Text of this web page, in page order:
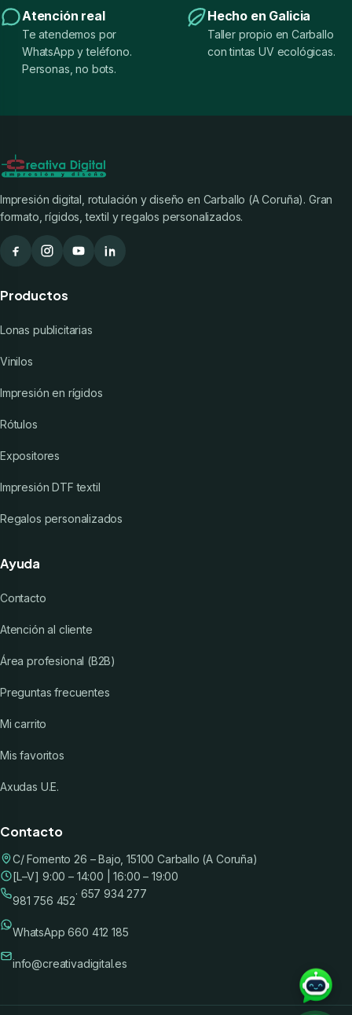
Atención real
Te atendemos por
WhatsApp y teléfono.
Personas, no bots.
Hecho en Galicia
Taller propio en Carballo
con tintas UV ecológicas.
Impresión digital, rotulación y diseño en Carballo (A Coruña). Gran
formato, rígidos, textil y regalos personalizados.
Productos
Lonas publicitarias
Vinilos
Impresión en rígidos
Rótulos
Expositores
Impresión DTF textil
Regalos personalizados
Ayuda
Contacto
Atención al cliente
Área profesional (B2B)
Preguntas frecuentes
Mi carrito
Mis favoritos
Axudas U.E.
Contacto
C/ Fomento 26 – Bajo, 15100 Carballo (A Coruña)
[L–V] 9:00 – 14:00 | 16:00 – 19:00
981 756 452
· 657 934 277
WhatsApp 660 412 185
info@creativadigital.es